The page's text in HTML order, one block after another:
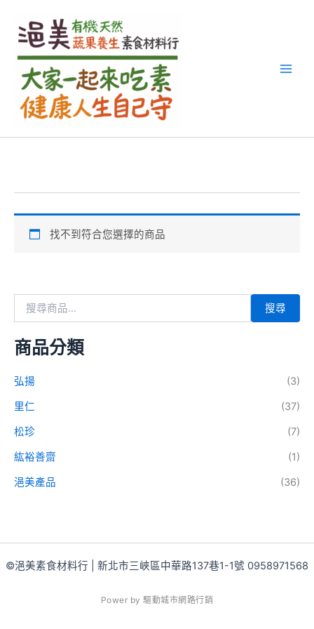
找不到符合您選擇的商品
關
字
搜尋
商品分類
弘揚
(3)
里仁
(37)
松珍
(7)
紘裕善齋
(1)
浥美產品
(36)
©浥美素食材料行 | 新北市三峽區中華路137巷1-1號 0958971568
Power by 驅動城市網路行銷